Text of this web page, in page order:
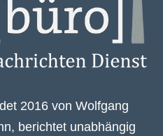
2016 von Wolfgang
berichtet unabhängig